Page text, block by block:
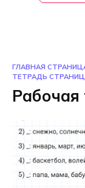
ГЛАВНАЯ
ТЕТРАДЬ
Рабочая